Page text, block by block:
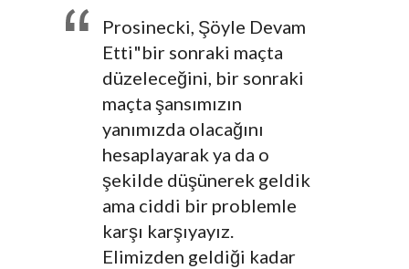
Prosinecki, Şöyle Devam
Etti"bir sonraki maçta
düzeleceğini, bir sonraki
maçta şansımızın
yanımızda olacağını
hesaplayarak ya da o
şekilde düşünerek geldik
ama ciddi bir problemle
karşı karşıyayız.
Elimizden geldiği kadar